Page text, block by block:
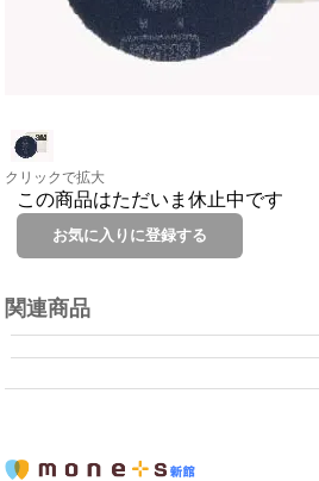
クリックで拡大
この商品はただいま休止中です
関連商品